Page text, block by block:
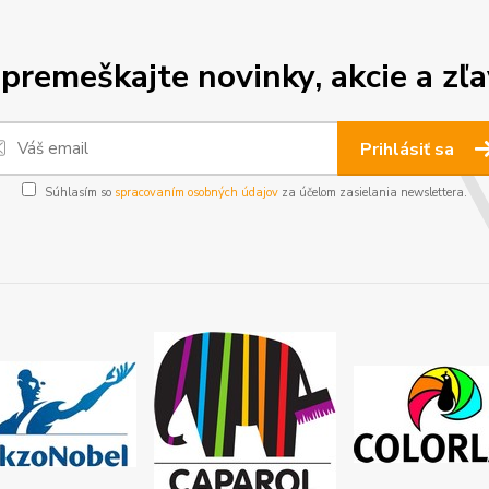
novinky, akcie a
Prihlásiť sa
Súhlasím so spracovaním osobných údajov za účelom zasielania newslettera.